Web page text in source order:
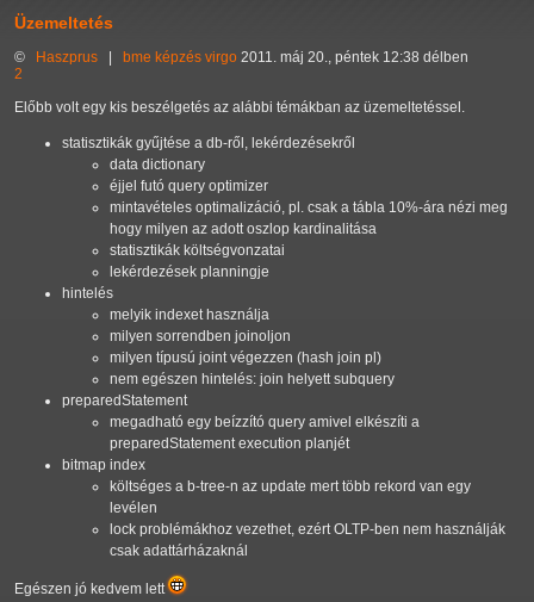
Üzemeltetés
© Haszprus bme képzés virgo 2011. máj 20., péntek 12:38 délben
2
Előbb volt egy kis beszélgetés az alábbi témákban az üzemeltetéssel.
statisztikák gyűjtése a db-ről, lekérdezésekről
data dictionary
éjjel futó query optimizer
mintavételes optimalizáció, pl. csak a tábla 10%-ára nézi meg
hogy milyen az adott oszlop kardinalitása
statisztikák költségvonzatai
lekérdezések planningje
hintelés
melyik indexet használja
milyen sorrendben joinoljon
milyen típusú joint végezzen (hash join pl)
nem egészen hintelés: join helyett subquery
preparedStatement
megadható egy beízzító query amivel elkészíti a
preparedStatement execution planjét
bitmap index
költséges a b-tree-n az update mert több rekord van egy
levélen
lock problémákhoz vezethet, ezért OLTP-ben nem használják
csak adattárházaknál
Egészen jó kedvem lett